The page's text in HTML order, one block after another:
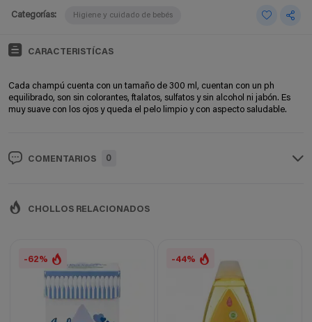
Categorías: Higiene y cuidado de bebés
CARACTERISTÍCAS
Cada champú cuenta con un tamaño de 300 ml, cuentan con un ph
equilibrado, son sin colorantes, ftalatos, sulfatos y sin alcohol ni jabón. Es
muy suave con los ojos y queda el pelo limpio y con aspecto saludable.
COMENTARIOS 0
CHOLLOS RELACIONADOS
-62% -44%